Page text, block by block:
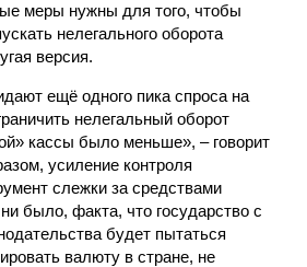
меры нужны для того, чтобы
нелегального оборота
версия.
ещё одного пика спроса на
нелегальный оборот
кассы было меньше», – говорит
усиление контроля
слежки за средствами
было, факта, что государство с
будет пытаться
валюту в стране, не